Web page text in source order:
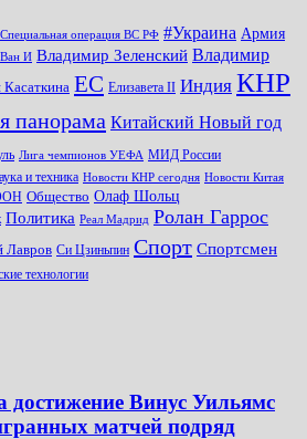
операция ВС РФ #Украина Армия
Ван И Владимир Зеленский Владимир
Касаткина ЕС Елизавета II Индия КНР
панорама Китайский Новый год
Лига чемпионов УЕФА МИД России
и техника Новости КНР сегодня Новости Китая
Общество Олаф Шольц
Политика Реал Мадрид Ролан Гаррос
Лавров Си Цзиньпин Спорт Спортсмен
технологии
достижение Винус Уильямс
матчей подряд